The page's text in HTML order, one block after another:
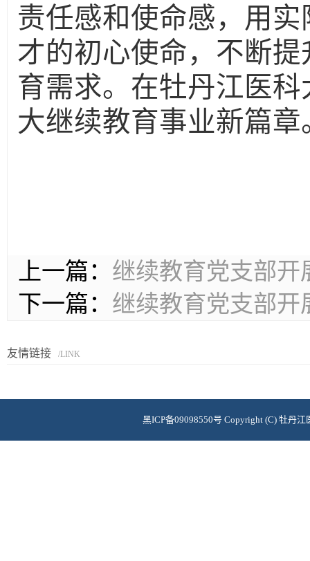
责任感和使命感 ， 用实
才的初心使命，不断
育需求。 在牡丹江医科
大继续教育事业新篇章
上一篇： 继续教育党支部开
下一篇： 继续教育党支部开
友情链接 /LINK
黑ICP备09098550号 Copyright (C) 牡丹